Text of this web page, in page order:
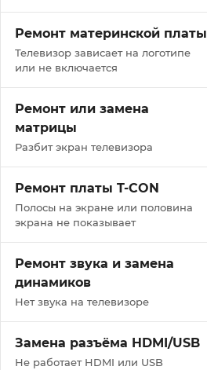
Ремонт материнской платы
Телевизор зависает на логотипе
или не включается
Ремонт или замена
матрицы
Разбит экран телевизора
Ремонт платы T-CON
Полосы на экране или половина
экрана не показывает
Ремонт звука и замена
динамиков
Нет звука на телевизоре
Замена разъёма HDMI/USB
Не работает HDMI или USB